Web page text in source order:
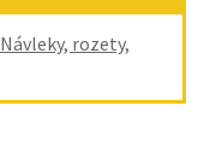
Návleky, rozety,